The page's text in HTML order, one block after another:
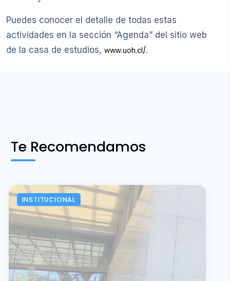
Puedes conocer el detalle de todas estas
actividades en la sección “Agenda” del sitio web
de la casa de estudios, www.uoh.cl/.
Te Recomendamos
INSTITUCIONAL